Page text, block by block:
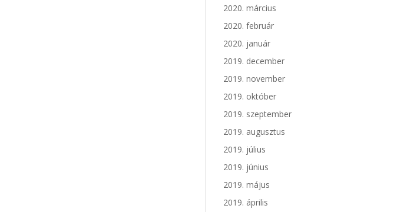
2020. március
2020. február
2020. január
2019. december
2019. november
2019. október
2019. szeptember
2019. augusztus
2019. július
2019. június
2019. május
2019. április